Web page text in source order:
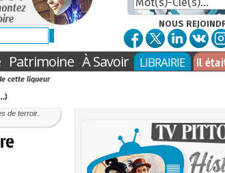
NOUS
Patrimoine À Savoir LIBRAIRIE Il
cette liqueur
de terroir.